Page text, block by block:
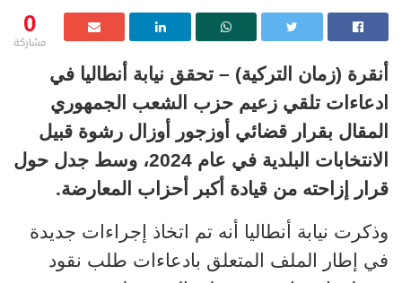
0
مشاركة
أنقرة (زمان التركية) – تحقق نيابة أنطاليا في
ادعاءات تلقي زعيم حزب الشعب الجمهوري
المقال بقرار قضائي أوزجور أوزال رشوة قبيل
الانتخابات البلدية في عام 2024، وسط جدل حول
قرار إزاحته من قيادة أكبر أحزاب المعارضة.
وذكرت نيابة أنطاليا أنه تم اتخاذ إجراءات جديدة
في إطار الملف المتعلق بادعاءات طلب نقود